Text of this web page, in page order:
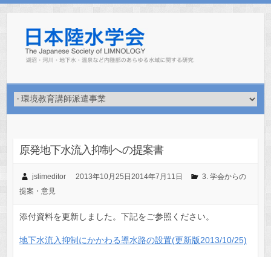
原発地下水流入抑制への提案書
jslimeditor 2013年10月25日 2014年7月11日
3. 学会からの
提案・意見
添付資料を更新しました。下記をご参照ください。
地下水流入抑制にかかわる導水路の設置(更新版2013/10/25)